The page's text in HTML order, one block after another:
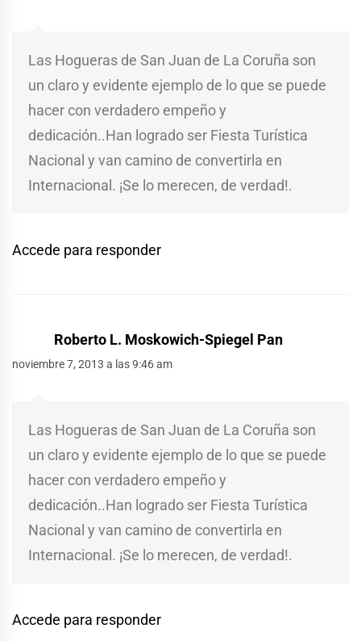
Las Hogueras de San Juan de La Coruña son
un claro y evidente ejemplo de lo que se puede
hacer con verdadero empeño y
dedicación..Han logrado ser Fiesta Turística
Nacional y van camino de convertirla en
Internacional. ¡Se lo merecen, de verdad!.
Accede para responder
Roberto L. Moskowich-Spiegel Pan
noviembre 7, 2013 a las 9:46 am
Las Hogueras de San Juan de La Coruña son
un claro y evidente ejemplo de lo que se puede
hacer con verdadero empeño y
dedicación..Han logrado ser Fiesta Turística
Nacional y van camino de convertirla en
Internacional. ¡Se lo merecen, de verdad!.
Accede para responder